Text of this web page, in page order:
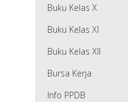
Buku Kelas X
Buku Kelas XI
Buku Kelas XII
Bursa Kerja
Info PPDB